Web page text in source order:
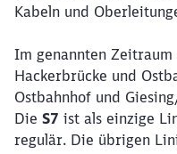
Kabeln und
Im genannten
Hackerbrücke und
Ostbahnhof und
Die S7 ist als einzige
regulär. Die übrigen